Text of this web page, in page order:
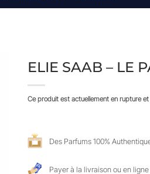
ELIE SAAB – LE
Ce produit est actuellement en rupture
Des Parfums 100%
Payer à la livraison ou en ligne